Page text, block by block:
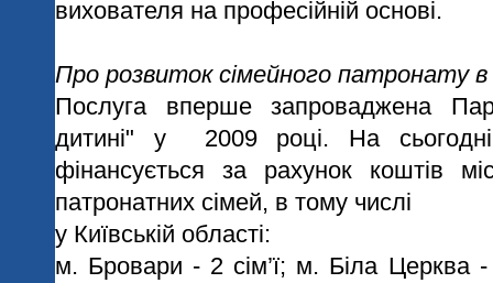
вихователя на професійній основі.
Про розвиток сімейного патронату в
Послуга вперше запроваджена
дитині" у
2009 році. На
фінансується за рахунок коштів
патронатних сімей, в тому числі
у Київській області:
м. Бровари - 2 сім’ї; м. Біла Церква